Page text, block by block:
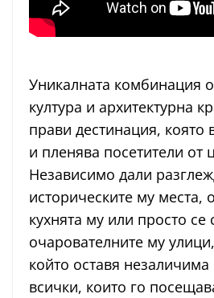
Уникалната комбинация
култура и архитектурна
прави дестинация, която
и пленява посетители от
Независимо дали
историческите му места,
кухнята му или просто се
очарователните му
който оставя незаличима
всички, които го